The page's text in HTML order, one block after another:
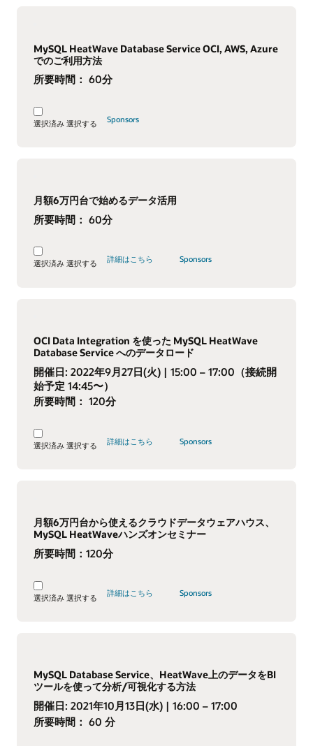
MySQL HeatWave Database Service OCI, AWS, Azure
でのご利用方法
所要時間： 60分
選択済み 選択する Sponsors
月額6万円台で始めるデータ活用
所要時間： 60分
選択済み 選択する 詳細はこちら Sponsors
OCI Data Integration を使った MySQL HeatWave
Database Service へのデータロード
開催日: 2022年9月27日(火) | 15:00 – 17:00（接続開
始予定 14:45〜）
所要時間： 120分
選択済み 選択する 詳細はこちら Sponsors
月額6万円台から使えるクラウドデータウェアハウス、
MySQL HeatWaveハンズオンセミナー
所要時間： 120分
選択済み 選択する 詳細はこちら Sponsors
MySQL Database Service、HeatWave上のデータをBI
ツールを使って分析/可視化する方法
開催日: 2021年10月13日(水) | 16:00 – 17:00
所要時間： 60 分